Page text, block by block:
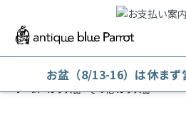
お盆（8/13-16）は休まず
ホーム ガラス器 その他 ガラス器